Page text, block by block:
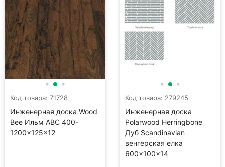
Код товара: 71728
Инженерная доска Wood
Bee Ильм ABC 400-
1200×125×12
Код товара: 279245
Инженерная доска
Polarwood Herringbone
Дуб Scandinavian
венгерская елка
600×100×14